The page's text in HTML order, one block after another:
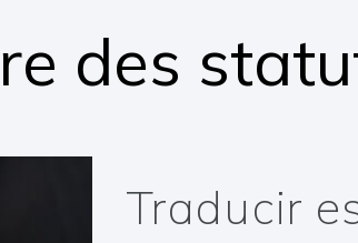
des
Traducir